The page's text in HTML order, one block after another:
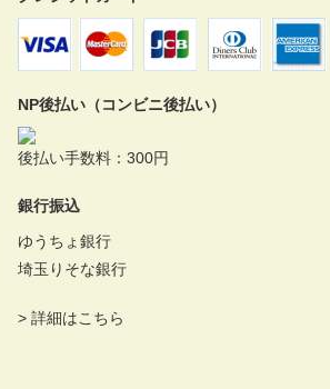
NP後払い（コンビニ後払い）
後払い手数料：300円
銀行振込
ゆうちょ銀行
埼玉りそな銀行
>詳細はこちら